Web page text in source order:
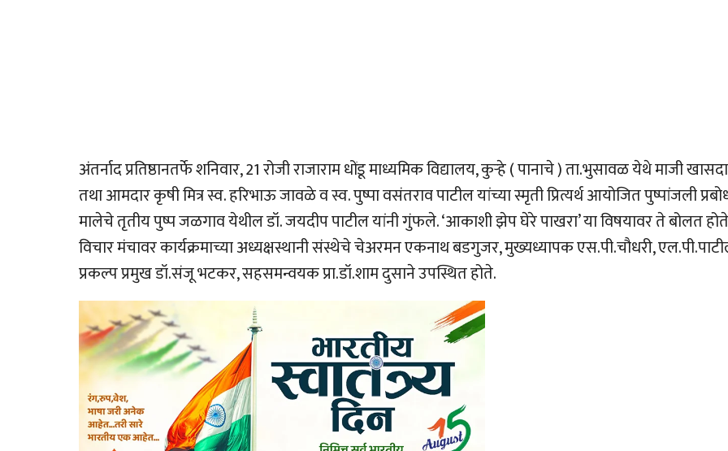
अंतर्नाद प्रतिष्ठानतर्फे शनिवार, 21 रोजी राजाराम धोंडू माध्यमिक विद्यालय, कुर्‍हे ( पानाचे ) ता.भुसावळ येथे माजी
तथा आमदार कृषी मित्र स्व. हरिभाऊ जावळे व स्व. पुष्पा वसंतराव पाटील यांच्या स्मृती प्रित्यर्थ आयोजित पुष्पांजली
मालेचे तृतीय पुष्प जळगाव येथील डॉ. जयदीप पाटील यांनी गुंफले. ‘आकाशी झेप घेरे पाखरा’ या विषयावर ते बोलत
विचार मंचावर कार्यक्रमाच्या अध्यक्षस्थानी संस्थेचे चेअरमन एकनाथ बडगुजर, मुख्यध्यापक एस.पी.चौधरी,
प्रकल्प प्रमुख डॉ.संजू भटकर, सहसमन्वयक प्रा.डॉ.शाम दुसाने उपस्थित होते.